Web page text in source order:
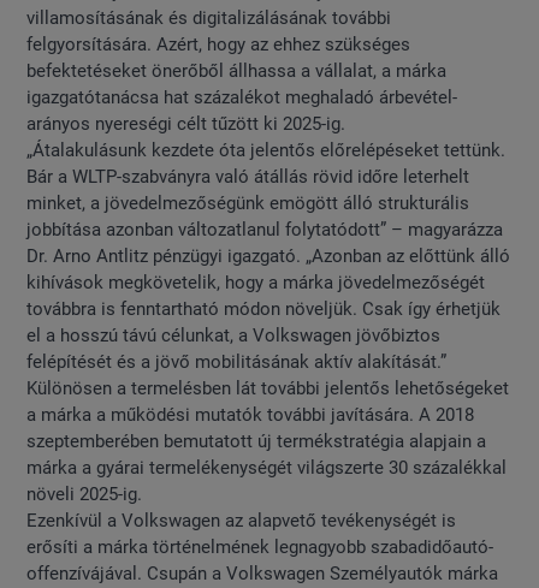
villamosításának és digitalizálásának további
felgyorsítására. Azért, hogy az ehhez szükséges
befektetéseket önerőből állhassa a vállalat, a márka
igazgatótanácsa hat százalékot meghaladó árbevétel-
arányos nyereségi célt tűzött ki 2025-ig.
„Átalakulásunk kezdete óta jelentős előrelépéseket tettünk.
Bár a WLTP-szabványra való átállás rövid időre leterhelt
minket, a jövedelmezőségünk emögött álló strukturális
jobbítása azonban változatlanul folytatódott” – magyarázza
Dr. Arno Antlitz pénzügyi igazgató. „Azonban az előttünk álló
kihívások megkövetelik, hogy a márka jövedelmezőségét
továbbra is fenntartható módon növeljük. Csak így érhetjük
el a hosszú távú célunkat, a Volkswagen jövőbiztos
felépítését és a jövő mobilitásának aktív alakítását.”
Különösen a termelésben lát további jelentős lehetőségeket
a márka a működési mutatók további javítására. A 2018
szeptemberében bemutatott új termékstratégia alapjain a
márka a gyárai termelékenységét világszerte 30 százalékkal
növeli 2025-ig.
Ezenkívül a Volkswagen az alapvető tevékenységét is
erősíti a márka történelmének legnagyobb szabadidőautó-
offenzívájával. Csupán a Volkswagen Személyautók márka